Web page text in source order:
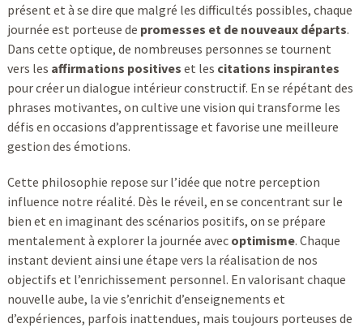
présent et à se dire que malgré les difficultés possibles, chaque
journée est porteuse de promesses et de nouveaux départs.
Dans cette optique, de nombreuses personnes se tournent
vers les affirmations positives et les citations inspirantes
pour créer un dialogue intérieur constructif. En se répétant des
phrases motivantes, on cultive une vision qui transforme les
défis en occasions d’apprentissage et favorise une meilleure
gestion des émotions.
Cette philosophie repose sur l’idée que notre perception
influence notre réalité. Dès le réveil, en se concentrant sur le
bien et en imaginant des scénarios positifs, on se prépare
mentalement à explorer la journée avec optimisme. Chaque
instant devient ainsi une étape vers la réalisation de nos
objectifs et l’enrichissement personnel. En valorisant chaque
nouvelle aube, la vie s’enrichit d’enseignements et
d’expériences, parfois inattendues, mais toujours porteuses de